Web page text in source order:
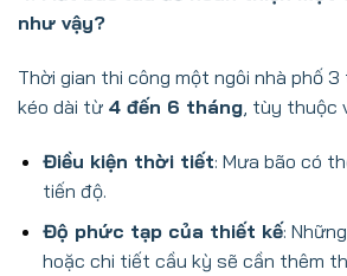
như vậy?
Thời gian thi công một ngôi nhà phố
kéo dài từ 4 đến 6 tháng , tùy thuộc
Điều kiện thời tiết: Mưa bão có
tiến độ.
Độ phức tạp của thiết kế:
hoặc chi tiết cầu kỳ sẽ cần thêm